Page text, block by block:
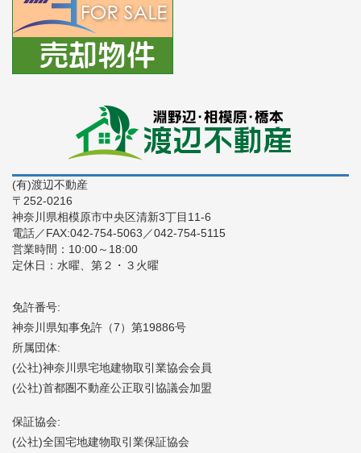
(有)渡辺不動産
〒252-0216
神奈川県相模原市中央区清新3丁目11-6
電話／FAX:042-754-5063／042-754-5115
営業時間：10:00～18:00
定休日：水曜、第２・３火曜
免許番号:
神奈川県知事免許（7）第19886号
所属団体:
(公社)神奈川県宅地建物取引業協会会員
(公社)首都圏不動産公正取引協議会加盟
保証協会:
(公社)全国宅地建物取引業保証協会